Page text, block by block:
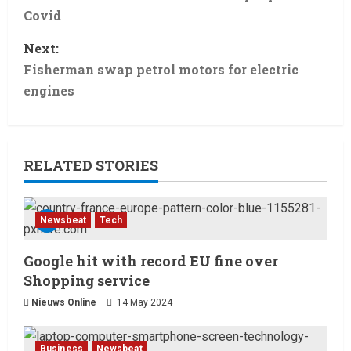
Covid
Next:
Fisherman swap petrol motors for electric
engines
RELATED STORIES
Newsbeat Tech
Google hit with record EU fine over
Shopping service
Nieuws Online 14 May 2024
Billboard wordt vandaag, 13
februari 2026, gedomineerd
door Ella Langley, die met haar
eerste nummer 1-positie in de